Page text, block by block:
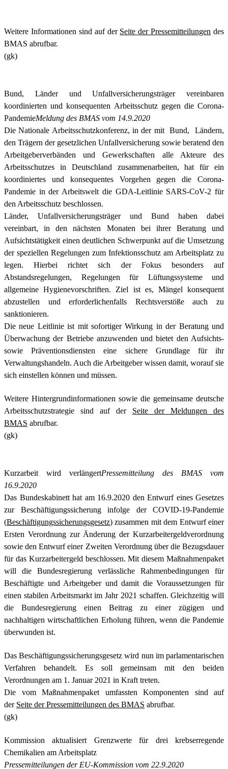
Weitere Informationen sind auf der Seite der Pressemitteilungen des
BMAS abrufbar.
(gk)
Bund, Länder und Unfallversicherungsträger vereinbaren
koordinierten und konsequenten Arbeitsschutz gegen die Corona-
PandemieMeldung des BMAS vom 14.9.2020
Die Nationale Arbeitsschutzkonferenz, in der mit Bund, Ländern,
den Trägern der gesetzlichen Unfallversicherung sowie beratend den
Arbeitgeberverbänden und Gewerkschaften alle Akteure des
Arbeitsschutzes in Deutschland zusammenarbeiten, hat für ein
koordiniertes und konsequentes Vorgehen gegen die Corona-
Pandemie in der Arbeitswelt die GDA-Leitlinie SARS-CoV-2 für
den Arbeitsschutz beschlossen.
Länder, Unfallversicherungsträger und Bund haben dabei
vereinbart, in den nächsten Monaten bei ihrer Beratung und
Aufsichtstätigkeit einen deutlichen Schwerpunkt auf die Umsetzung
der speziellen Regelungen zum Infektionsschutz am Arbeitsplatz zu
legen. Hierbei richtet sich der Fokus besonders auf
Abstandsregelungen, Regelungen für Lüftungssysteme und
allgemeine Hygienevorschriften. Ziel ist es, Mängel konsequent
abzustellen und erforderlichenfalls Rechtsverstöße auch zu
sanktionieren.
Die neue Leitlinie ist mit sofortiger Wirkung in der Beratung und
Überwachung der Betriebe anzuwenden und bietet den Aufsichts-
sowie Präventionsdiensten eine sichere Grundlage für ihr
Verwaltungshandeln. Auch die Arbeitgeber wissen damit, worauf sie
sich einstellen können und müssen.
Weitere Hintergrundinformationen sowie die gemeinsame deutsche
Arbeitsschutzstrategie sind auf der Seite der Meldungen des
BMAS abrufbar.
(gk)
Kurzarbeit wird verlängertPressemitteilung des BMAS vom
16.9.2020
Das Bundeskabinett hat am 16.9.2020 den Entwurf eines Gesetzes
zur Beschäftigungssicherung infolge der COVID-19-Pandemie
(Beschäftigungssicherungsgesetz) zusammen mit dem Entwurf einer
Ersten Verordnung zur Änderung der Kurzarbeitergeldverordnung
sowie den Entwurf einer Zweiten Verordnung über die Bezugsdauer
für das Kurzarbeitergeld beschlossen. Mit diesem Maßnahmenpaket
will die Bundesregierung verlässliche Rahmenbedingungen für
Beschäftigte und Arbeitgeber und damit die Voraussetzungen für
einen stabilen Arbeitsmarkt im Jahr 2021 schaffen. Gleichzeitig will
die Bundesregierung einen Beitrag zu einer zügigen und
nachhaltigen wirtschaftlichen Erholung führen, wenn die Pandemie
überwunden ist.
Das Beschäftigungssicherungsgesetz wird nun im parlamentarischen
Verfahren behandelt. Es soll gemeinsam mit den beiden
Verordnungen am 1. Januar 2021 in Kraft treten.
Die vom Maßnahmenpaket umfassten Komponenten sind auf
der Seite der Pressemitteilungen des BMAS abrufbar.
(gk)
Kommission aktualisiert Grenzwerte für drei krebserregende
Chemikalien am Arbeitsplatz
Pressemitteilungen der EU-Kommission vom 22.9.2020